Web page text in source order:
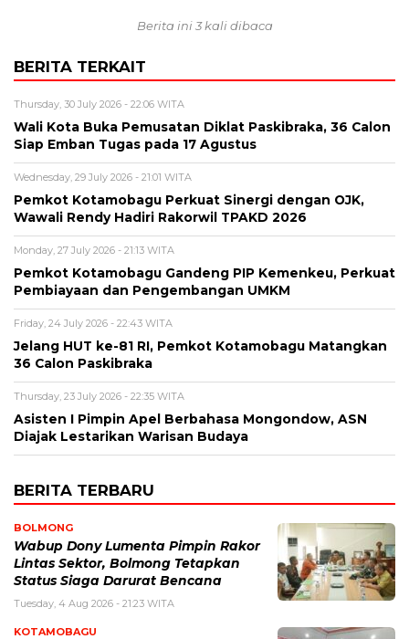
Berita ini 3 kali dibaca
BERITA TERKAIT
Thursday, 30 July 2026 - 22:06 WITA
Wali Kota Buka Pemusatan Diklat Paskibraka, 36 Calon
Siap Emban Tugas pada 17 Agustus
Wednesday, 29 July 2026 - 21:01 WITA
Pemkot Kotamobagu Perkuat Sinergi dengan OJK,
Wawali Rendy Hadiri Rakorwil TPAKD 2026
Monday, 27 July 2026 - 21:13 WITA
Pemkot Kotamobagu Gandeng PIP Kemenkeu, Perkuat
Pembiayaan dan Pengembangan UMKM
Friday, 24 July 2026 - 22:43 WITA
Jelang HUT ke-81 RI, Pemkot Kotamobagu Matangkan
36 Calon Paskibraka
Thursday, 23 July 2026 - 22:35 WITA
Asisten I Pimpin Apel Berbahasa Mongondow, ASN
Diajak Lestarikan Warisan Budaya
BERITA TERBARU
BOLMONG
Wabup Dony Lumenta Pimpin Rakor
Lintas Sektor, Bolmong Tetapkan
Status Siaga Darurat Bencana
Tuesday, 4 Aug 2026 - 21:23 WITA
KOTAMOBAGU